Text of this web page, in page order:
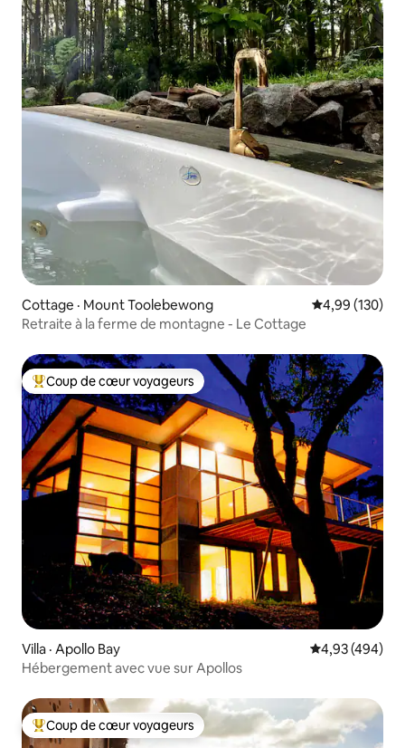
Cottage · Mount Toolebewong Note
4,99 (130)
Retraite à la ferme de montagne - Le Cottage
Coup de cœur voyageurs parmi les plus aimés
Coup de cœur voyageurs
Villa · Apollo Bay Note
4,93 (494)
Hébergement avec vue sur Apollos
Coup de cœur voyageurs parmi les plus aimés
Coup de cœur voyageurs